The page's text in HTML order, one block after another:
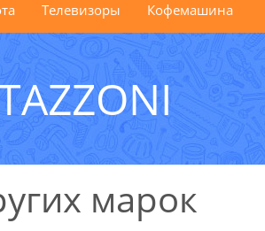
Телевизоры Кофемашина
марок